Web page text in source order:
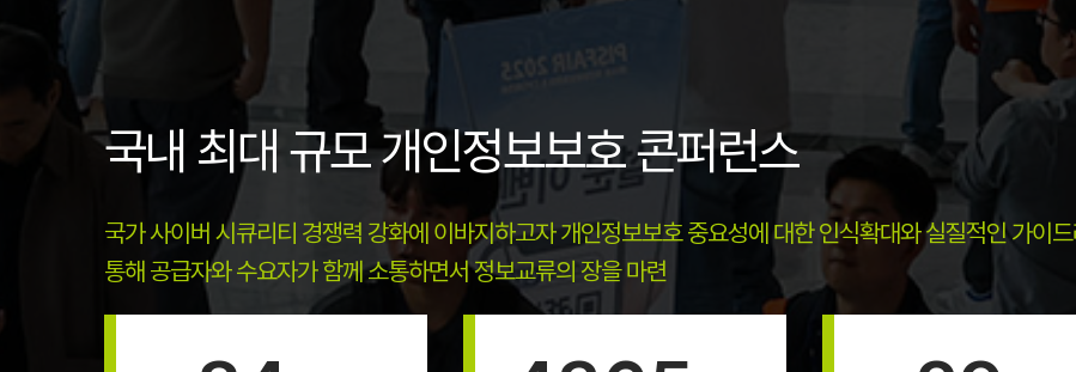
국내 최대 규모 개인정보보호 콘퍼런스
국가 사이버 시큐리티 경쟁력 강화에 이바지하고자 개인정보보호 중요성에 대한 인식확대와 실질적인 가이
통해 공급자와 수요자가 함께 소통하면서 정보교류의 장을 마련